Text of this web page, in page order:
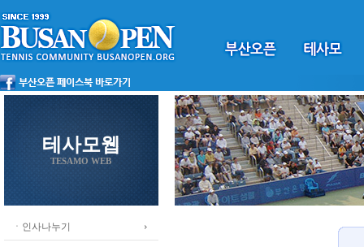
테사모웹
TESAMO WEB
ㆍ인사나누기